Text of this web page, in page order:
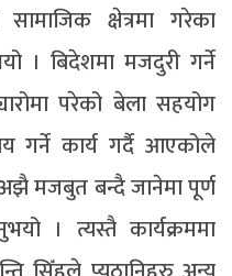
क्षेत्रमा गरेका
। बिदेशमा मजदुरी गर्ने
परेको बेला सहयोग
गर्ने कार्य गर्दै आएकोले
मजबुत बन्दै जानेमा पूर्ण
। त्यस्तै कार्यक्रममा